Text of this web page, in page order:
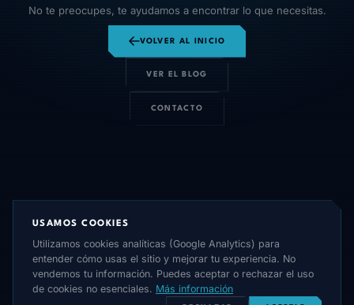
No te preocupes, te ayudamos a encontrar lo que necesitas.
VOLVER AL INICIO
VER EL BLOG
CONTACTO
USAMOS COOKIES
Utilizamos cookies analíticas (Google Analytics) para
entender cómo usas el sitio y mejorar tu experiencia. No
vendemos tu información. Puedes aceptar o rechazar el uso
de cookies no esenciales. Más información